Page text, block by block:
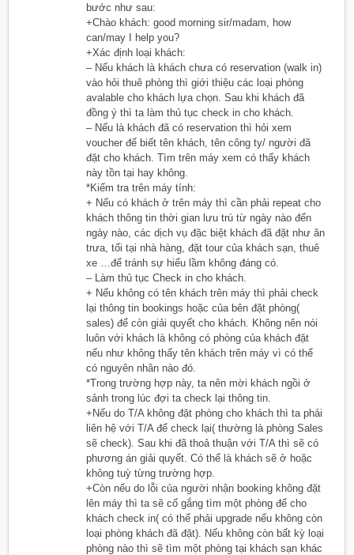
bước như sau:
+Chào khách: good morning sir/madam, how
can/may I help you?
+Xác định loại khách:
– Nếu khách là khách chưa có reservation (walk in)
vào hỏi thuê phòng thì giới thiệu các loại phòng
avalable cho khách lựa chọn. Sau khi khách đã
đồng ý thì ta làm thủ tục check in cho khách.
– Nếu là khách đã có reservation thì hỏi xem
voucher để biết tên khách, tên công ty/ người đã
đặt cho khách. Tìm trên máy xem có thấy khách
này tồn tại hay không.
*Kiểm tra trên máy tính:
+ Nếu có khách ở trên máy thì cần phải repeat cho
khách thông tin thời gian lưu trú từ ngày nào đến
ngày nào, các dịch vụ đặc biệt khách đã đặt như ăn
trưa, tối tại nhà hàng, đặt tour của khách sạn, thuê
xe …để tránh sự hiểu lầm không đáng có.
– Làm thủ tục Check in cho khách.
+ Nếu không có tên khách trên máy thì phải check
lại thông tin bookings hoặc của bên đặt phòng(
sales) để còn giải quyết cho khách. Không nên nói
luôn với khách là không có phòng của khách đặt
nếu như không thấy tên khách trên máy vì có thể
có nguyên nhân nào đó.
*Trong trường hợp này, ta nên mời khách ngồi ở
sảnh trong lúc đợi ta check lại thông tin.
+Nếu do T/A không đặt phòng cho khách thì ta phải
liên hệ với T/A để check lại( thường là phòng Sales
sẽ check). Sau khi đã thoả thuận với T/A thì sẽ có
phương án giải quyết. Có thể là khách sẽ ở hoặc
không tuỳ từng trường hợp.
+Còn nếu do lỗi của người nhận booking không đặt
lên máy thì ta sẽ cố gắng tìm một phòng để cho
khách check in( có thể phải upgrade nếu không còn
loại phòng khách đã đặt). Nếu không còn bất kỳ loại
phòng nào thì sẽ tìm một phòng tại khách sạn khác